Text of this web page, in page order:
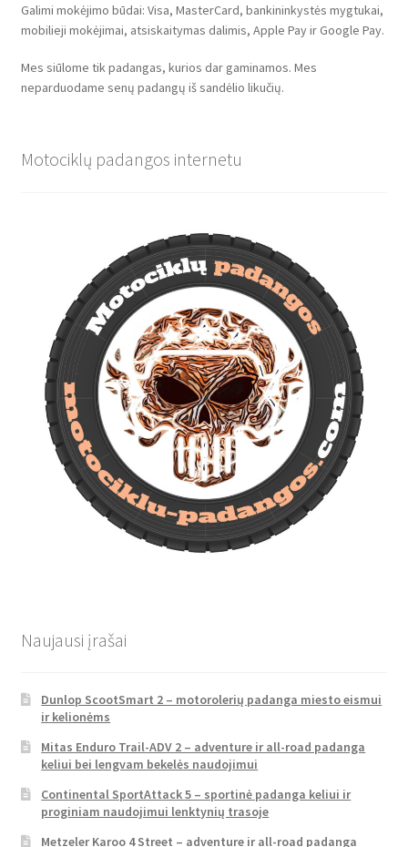
Galimi mokėjimo būdai: Visa, MasterCard, bankininkystės mygtukai,
mobilieji mokėjimai, atsiskaitymas dalimis, Apple Pay ir Google Pay.
Mes siūlome tik padangas, kurios dar gaminamos. Mes
neparduodame senų padangų iš sandėlio likučių.
Motociklų padangos internetu
Naujausi įrašai
Dunlop ScootSmart 2 – motorolerių padanga miesto eismui
ir kelionėms
Mitas Enduro Trail-ADV 2 – adventure ir all-road padanga
keliui bei lengvam bekelės naudojimui
Continental SportAttack 5 – sportinė padanga keliui ir
proginiam naudojimui lenktynių trasoje
Metzeler Karoo 4 Street – adventure ir all-road padanga